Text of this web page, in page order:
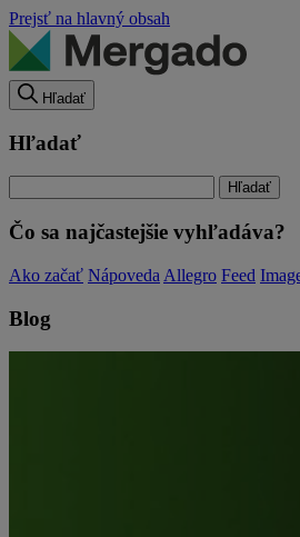
Prejsť na hlavný obsah
Hľadať
Hľadať
Čo sa najčastejšie vyhľadáva?
Ako začať Nápoveda Allegro Feed
Blog